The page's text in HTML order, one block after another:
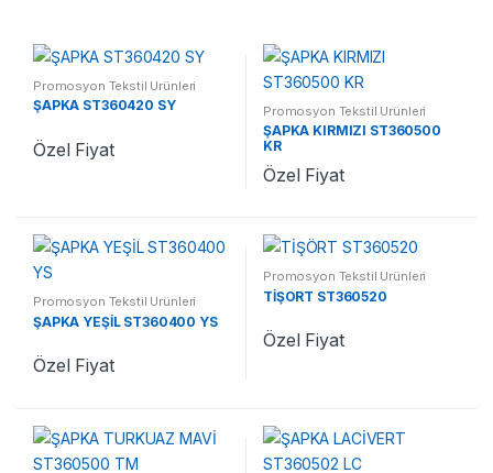
Promosyon Tekstil Ürünleri
ŞAPKA ST360420 SY
Özel Fiyat
Promosyon Tekstil Ürünleri
ŞAPKA KIRMIZI ST360500
KR
Özel Fiyat
Promosyon Tekstil Ürünleri
ŞAPKA YEŞİL ST360400 YS
Özel Fiyat
Promosyon Tekstil Ürünleri
TİŞÖRT ST360520
Özel Fiyat